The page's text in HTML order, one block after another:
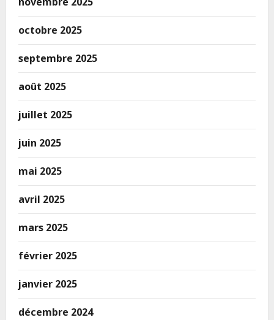
octobre 2025
septembre 2025
août 2025
juillet 2025
juin 2025
mai 2025
avril 2025
mars 2025
février 2025
janvier 2025
décembre 2024